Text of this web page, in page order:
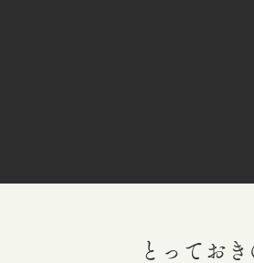
とっておき